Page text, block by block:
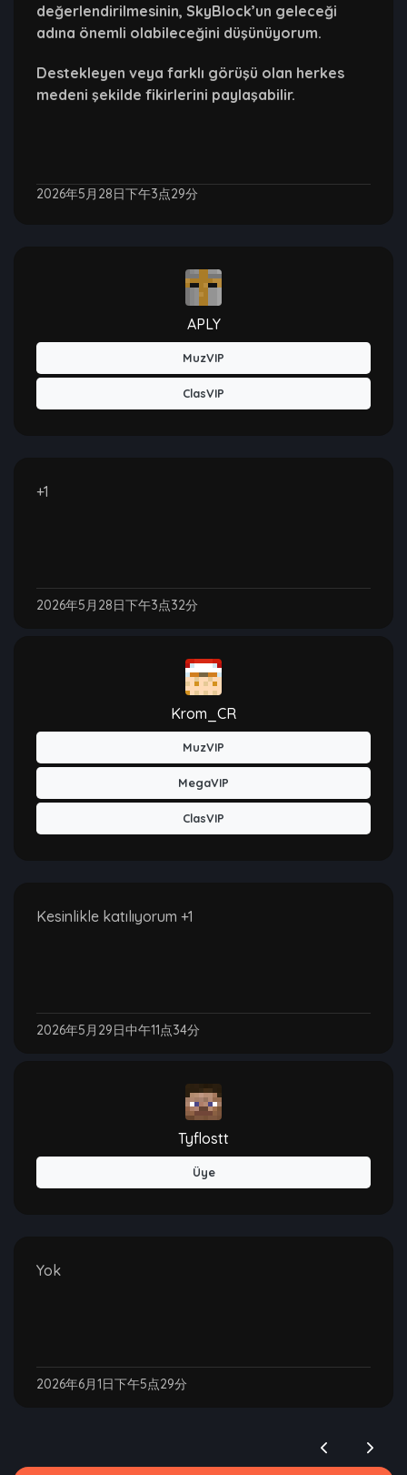
değerlendirilmesinin, SkyBlock’un geleceği
adına önemli olabileceğini düşünüyorum.
Destekleyen veya farklı görüşü olan herkes
medeni şekilde fikirlerini paylaşabilir.
2026年5月28日下午3点29分
APLY
MuzVIP
ClasVIP
+1
2026年5月28日下午3点32分
Krom_CR
MuzVIP
MegaVIP
ClasVIP
Kesinlikle katılıyorum +1
2026年5月29日中午11点34分
Tyflostt
Üye
Yok
2026年6月1日下午5点29分